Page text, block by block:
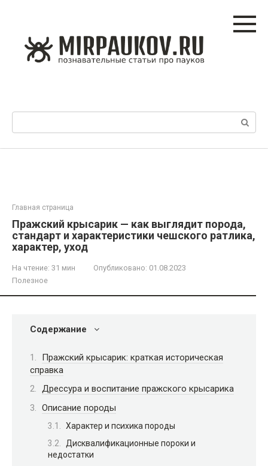
Главная страница
Пражский крысарик — как выглядит порода,
стандарт и характеристики чешского ратлика,
характер, уход
На чтение: 31 мин Опубликовано: 01.08.2023
Полезное
Содержание
Пражский крысарик: краткая историческая
справка
Дрессура и воспитание пражского крысарика
Описание породы
Характер и психика породы
Дисквалификационные пороки и
недостатки